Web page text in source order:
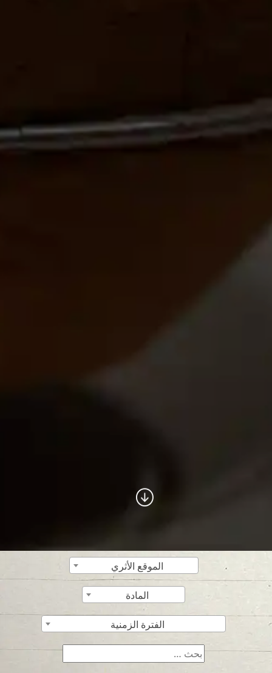
الموقع الأثري
المادة
الفترة الزمنية